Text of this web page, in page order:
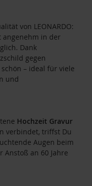
von LEONARDO:
angenehm in der
Dank
gegen
– ideal für viele
und
Hochzeit Gravur
verbindet, triffst Du
Augen beim
Anstoß an 60 Jahre